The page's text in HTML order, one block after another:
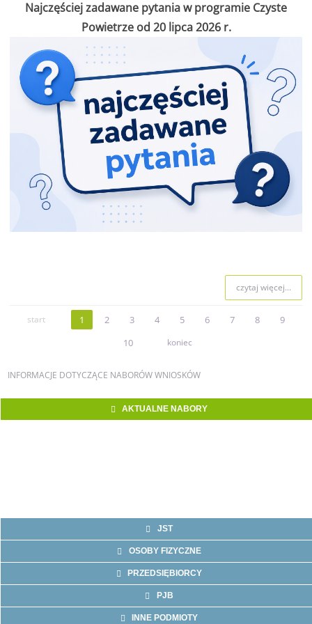
Najczęściej zadawane pytania w programie Czyste
Powietrze od 20 lipca 2026 r.
czytaj więcej...
start 1 2 3 4 5 6 7 8
9
10
koniec
INFORMACJE DOTYCZĄCE NABORÓW WNIOSKÓW
AKTUALNE NABORY
JST
OSOBY FIZYCZNE
PRZEDSIĘBIORCY
PJB
INNE PODMIOTY